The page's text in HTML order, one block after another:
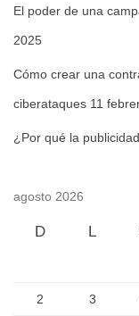
El poder de una
2025
Cómo crear una
ciberataques 11
¿Por qué la
agosto 2026
D L
2 3